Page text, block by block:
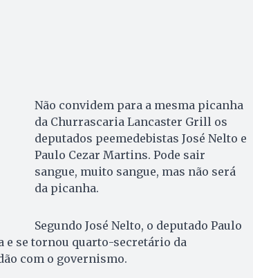
Não convidem para a mesma picanha
da Churrascaria Lancaster Grill os
deputados peemedebistas José Nelto e
Paulo Cezar Martins. Pode sair
sangue, muito sangue, mas não será
da picanha.
Segundo José Nelto, o deputado Paulo
e se tornou quarto-secretário da
com o governismo.